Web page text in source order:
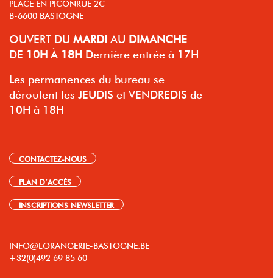
PLACE EN PICONRUE 2C
B-6600 BASTOGNE
OUVERT DU MARDI AU DIMANCHE
DE 10H À 18H Dernière entrée à 17H
Les permanences du bureau se
déroulent les JEUDIS et VENDREDIS de
10H à 18H
CONTACTEZ-NOUS
PLAN D’ACCÈS
INSCRIPTIONS NEWSLETTER
INFO@LORANGERIE-BASTOGNE.BE
+32(0)492 69 85 60